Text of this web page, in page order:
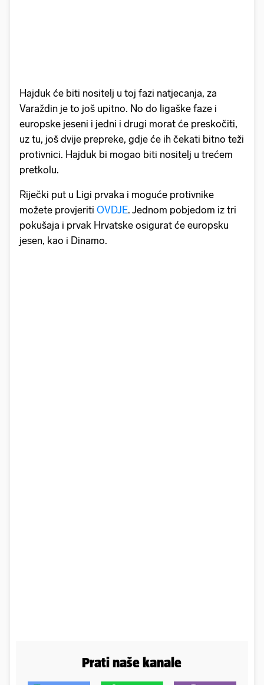
Hajduk će biti nositelj u toj fazi natjecanja, za
Varaždin je to još upitno. No do ligaške faze i
europske jeseni i jedni i drugi morat će preskočiti,
uz tu, još dvije prepreke, gdje će ih čekati bitno teži
protivnici. Hajduk bi mogao biti nositelj u trećem
pretkolu.
Riječki put u Ligi prvaka i moguće protivnike
možete provjeriti OVDJE. Jednom pobjedom iz tri
pokušaja i prvak Hrvatske osigurat će europsku
jesen, kao i Dinamo.
Prati naše kanale